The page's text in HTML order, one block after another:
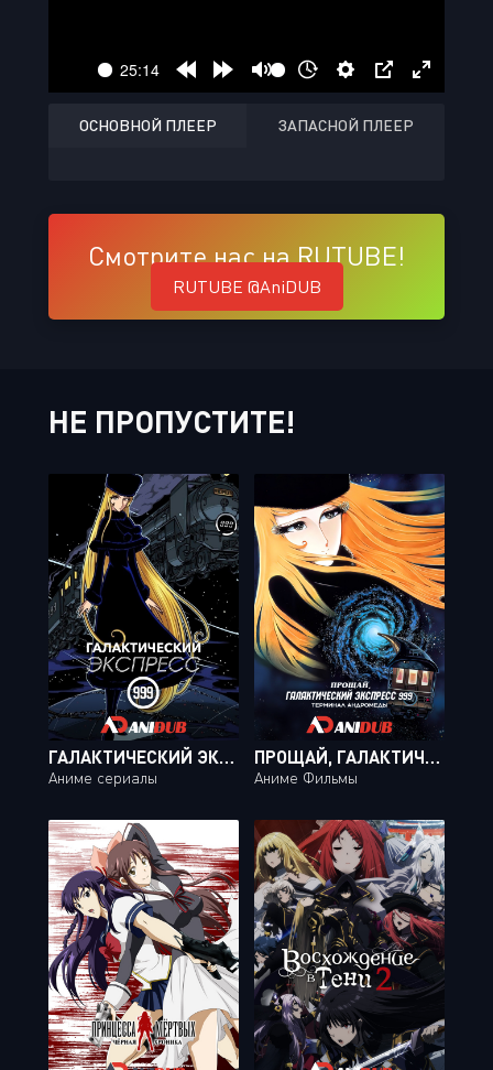
ОСНОВНОЙ ПЛЕЕР ЗАПАСНОЙ ПЛЕЕР
Смотрите нас на RUTUBE!
RUTUBE @AniDUB
НЕ ПРОПУСТИТЕ!
ГАЛАКТИЧЕСКИЙ ЭКСПРЕСС 999 / GINGA TETSUDO 999 [113 ИЗ 113]
Аниме сериалы
ПРОЩАЙ, ГАЛАКТИЧЕСКИЙ ЭКСПРЕСС 999: ТЕРМИНАЛ АНДРОМЕДЫ / SAYONARA GINGA TETSUDOU 999: ANDROMEDA SHUUCHAKUEKI [1 ИЗ 1]
Аниме Фильмы